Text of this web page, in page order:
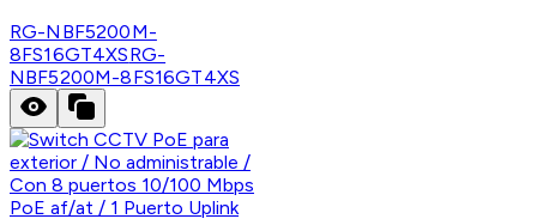
RG-NBF5200M-
8FS16GT4XSRG-
NBF5200M-8FS16GT4XS